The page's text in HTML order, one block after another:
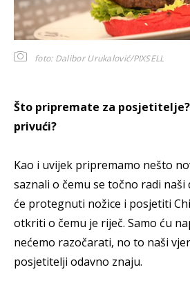
foto: Dalibor Urukalović/PIXSELL
Što pripremate za
privući?
Kao i uvijek pripremamo nešto
saznali o čemu se točno radi
će protegnuti nožice i posjetiti
otkriti o čemu je riječ. Samo ću
nećemo razočarati, no to naši
posjetitelji odavno znaju.